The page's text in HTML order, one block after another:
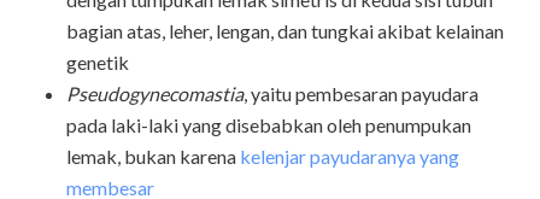
bagian atas, leher, lengan, dan tungkai akibat kelainan
genetik
Pseudogynecomastia, yaitu pembesaran payudara
pada laki-laki yang disebabkan oleh penumpukan
lemak, bukan karena kelenjar payudaranya yang
membesar